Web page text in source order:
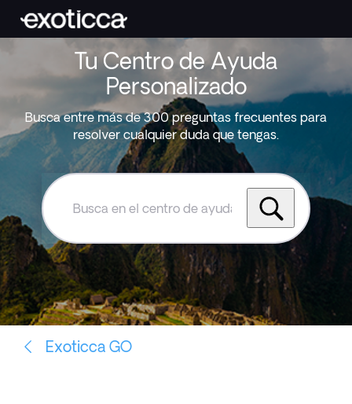
Tu Centro de Ayuda
Personalizado
Busca entre más de 300 preguntas frecuentes para
resolver cualquier duda que tengas.
Busca
el
centro
de
ayuda
de
Exoticca
Exoticca GO